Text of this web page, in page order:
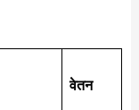
वेतन